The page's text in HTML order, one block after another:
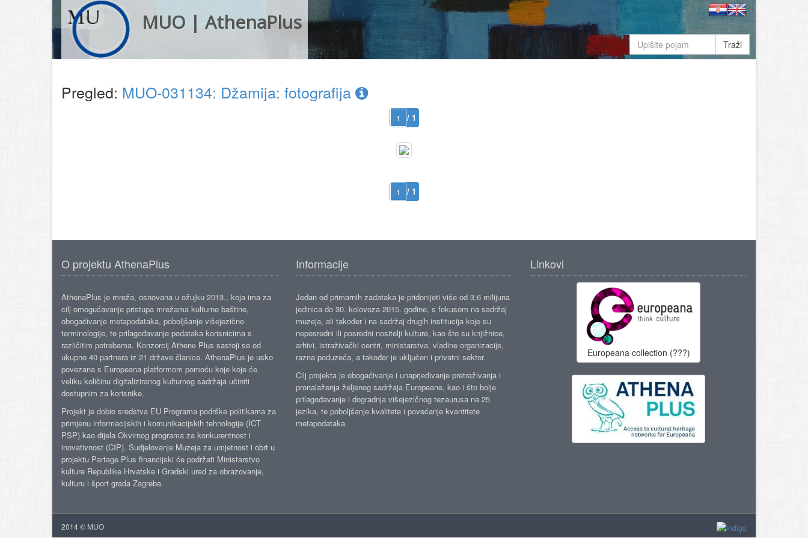
MUO | AthenaPlus
Traži
Pregled: MUO-031134: Džamija: fotografija
/ 1
/ 1
O projektu AthenaPlus
AthenaPlus je mreža, osnovana u ožujku 2013., koja ima za
cilj omogućavanje pristupa mrežama kulturne baštine,
obogaćivanje metapodataka, poboljšanje višejezične
terminologije, te prilagođavanje podataka korisnicima s
različitim potrebama. Konzorcij Athene Plus sastoji se od
ukupno 40 partnera iz 21 države članice. AthenaPlus je usko
povezana s Europeana platformom pomoću koje koje će
veliku količinu digitaliziranog kulturnog sadržaja učiniti
dostupnim za korisnike.
Projekt je dobio sredstva EU Programa podrške politikama za
primjenu informacijskih i komunikacijskih tehnologije (ICT
PSP) kao dijela Okvirnog programa za konkurentnost i
inovativnost (CIP). Sudjelovanje Muzeja za umjetnost i obrt u
projektu Partage Plus financijski će podržati Ministarstvo
kulture Republike Hrvatske i Gradski ured za obrazovanje,
kulturu i šport grada Zagreba.
Informacije
Jedan od primarnih zadataka je pridonijeti više od 3,6 milijuna
jedinica do 30. kolovoza 2015. godine, s fokusom na sadržaj
muzeja, ali također i na sadržaj drugih institucija koje su
neposredni ili posredni nositelji kulture, kao što su knjižnice,
arhivi, istraživački centri, ministarstva, vladine organizacije,
razna poduzeća, a također je uključen i privatni sektor.
Cilj projekta je obogaćivanje i unaprjeđivanje pretraživanja i
pronalaženja željenog sadržaja Europeane, kao i što bolje
prilagođavanje i dogradnja višejezičnog tezaurusa na 25
jezika, te poboljšanje kvalitete i povećanje kvantitete
metapodataka.
Linkovi
Europeana collection (???)
2014 © MUO